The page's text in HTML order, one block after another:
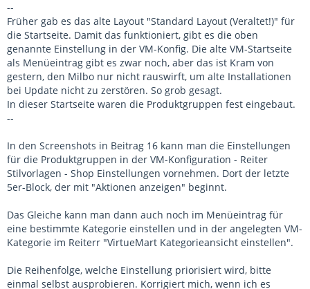
--
Früher gab es das alte Layout "Standard Layout (Veraltet!)" für
die Startseite. Damit das funktioniert, gibt es die oben
genannte Einstellung in der VM-Konfig. Die alte VM-Startseite
als Menüeintrag gibt es zwar noch, aber das ist Kram von
gestern, den Milbo nur nicht rauswirft, um alte Installationen
bei Update nicht zu zerstören. So grob gesagt.
In dieser Startseite waren die Produktgruppen fest eingebaut.
--
In den Screenshots in Beitrag 16 kann man die Einstellungen
für die Produktgruppen in der VM-Konfiguration - Reiter
Stilvorlagen - Shop Einstellungen vornehmen. Dort der letzte
5er-Block, der mit "Aktionen anzeigen" beginnt.
Das Gleiche kann man dann auch noch im Menüeintrag für
eine bestimmte Kategorie einstellen und in der angelegten VM-
Kategorie im Reiterr "VirtueMart Kategorieansicht einstellen".
Die Reihenfolge, welche Einstellung priorisiert wird, bitte
einmal selbst ausprobieren. Korrigiert mich, wenn ich es